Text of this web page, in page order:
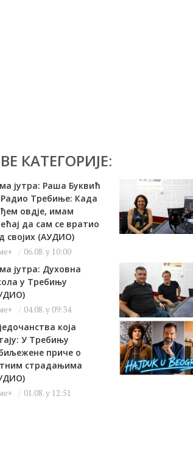
КАТЕГОРИЈЕ:
јутра: Раша Буквић
Требиње: Када
овдје, имам
да сам се вратио
својих (АУДИО)
06.08. у 10:00
јутра: Духовна
у Требињу
04.08. у 09:34
која
У Требињу
приче о
страдањима
01.08. у 12:51